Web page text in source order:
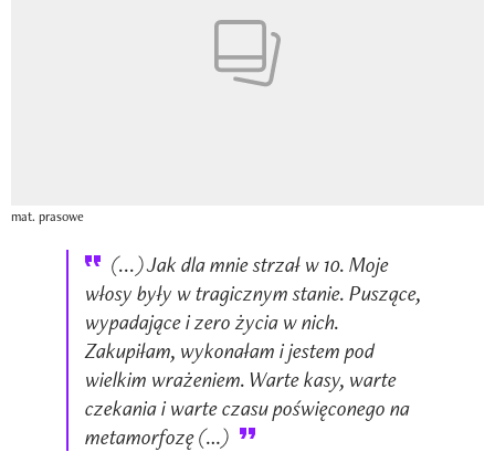
mat. prasowe
(...) Jak dla mnie strzał w 10. Moje
włosy były w tragicznym stanie. Puszące,
wypadające i zero życia w nich.
Zakupiłam, wykonałam i jestem pod
wielkim wrażeniem. Warte kasy, warte
czekania i warte czasu poświęconego na
metamorfozę (…)